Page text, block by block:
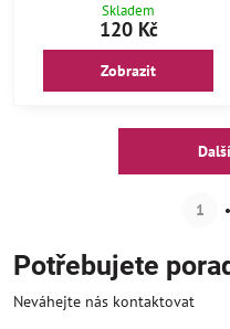
Skladem
120 Kč
Zobrazit
1
Potřebujete
Neváhejte nás kontaktovat